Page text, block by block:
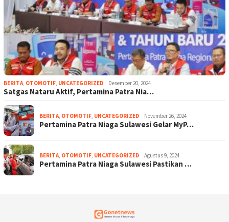
BERITA, OTOMOTIF, UNCATEGORIZED Desember 20, 2024
Satgas Nataru Aktif, Pertamina Patra Nia…
BERITA, OTOMOTIF, UNCATEGORIZED November 26, 2024
Pertamina Patra Niaga Sulawesi Gelar MyP…
BERITA, OTOMOTIF, UNCATEGORIZED Agustus 9, 2024
Pertamina Patra Niaga Sulawesi Pastikan …